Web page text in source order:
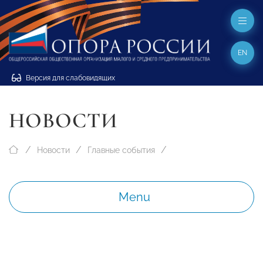
Версия для слабовидящих
EN
НОВОСТИ
Новости Главные события
Menu